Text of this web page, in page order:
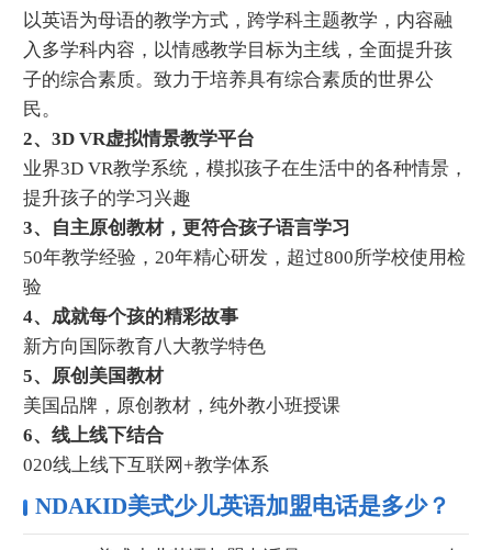
以英语为母语的教学方式，跨学科主题教学，内容融
入多学科内容，以情感教学目标为主线，全面提升孩
子的综合素质。致力于培养具有综合素质的世界公
民。
2、3D VR虚拟情景教学平台
业界3D VR教学系统，模拟孩子在生活中的各种情景，
提升孩子的学习兴趣
3、自主原创教材，更符合孩子语言学习
50年教学经验，20年精心研发，超过800所学校使用检
验
4、成就每个孩的精彩故事
新方向国际教育八大教学特色
5、原创美国教材
美国品牌，原创教材，纯外教小班授课
6、线上线下结合
020线上线下互联网+教学体系
NDAKID美式少儿英语加盟电话是多少？